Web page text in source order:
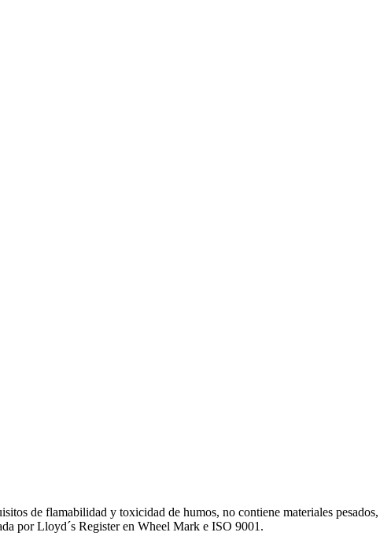
de flamabilidad y toxicidad de humos, no contiene materiales pesados,
por Lloyd´s Register en Wheel Mark e ISO 9001.